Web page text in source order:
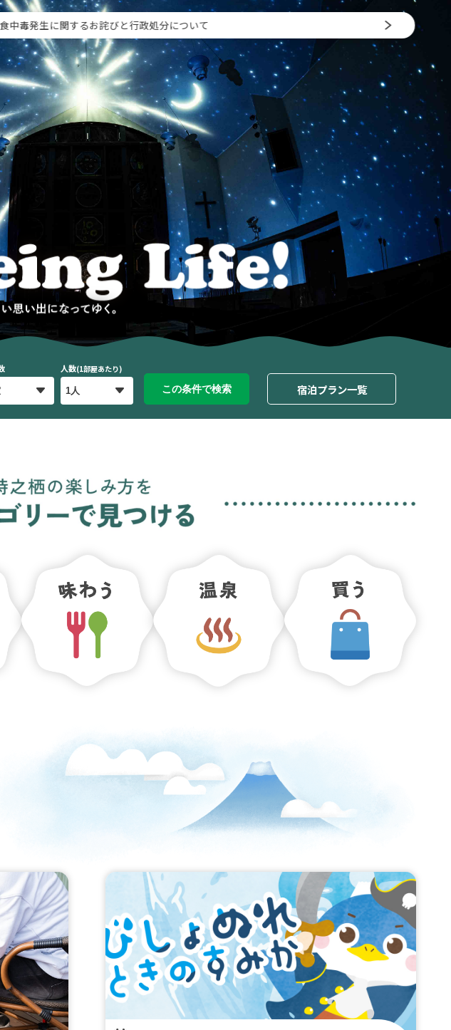
中毒発生に関するお詫びと行政処分について
人数(1部屋あたり)
宿泊プラン一覧